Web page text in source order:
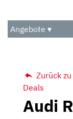
Audio
Das Beste
Angebote ▾
Zurück
Deals
Audi